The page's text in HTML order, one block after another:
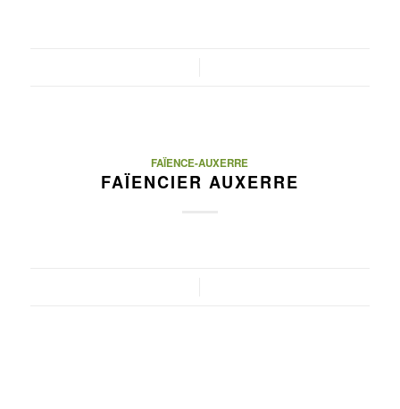
FAÏENCE-AUXERRE
FAÏENCIER AUXERRE